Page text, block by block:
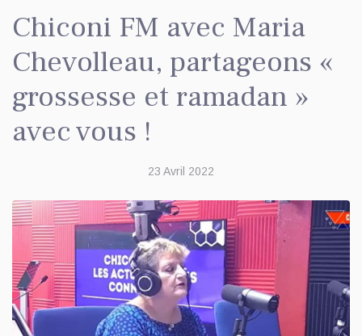
Chiconi FM avec Maria
Chevolleau, partageons «
grossesse et ramadan »
avec vous !
23 Avril 2022